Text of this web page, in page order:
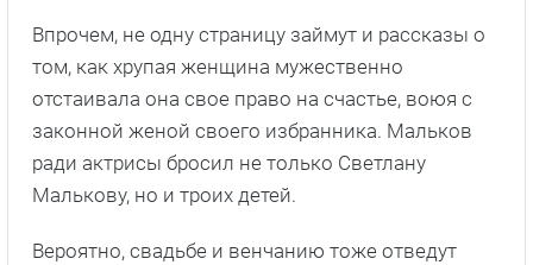
Впрочем, не одну страницу займут и рассказы о
том, как хрупая женщина мужественно
отстаивала она свое право на счастье, воюя с
законной женой своего избранника. Мальков
ради актрисы бросил не только Светлану
Малькову, но и троих детей.
Вероятно, свадьбе и венчанию тоже отведут